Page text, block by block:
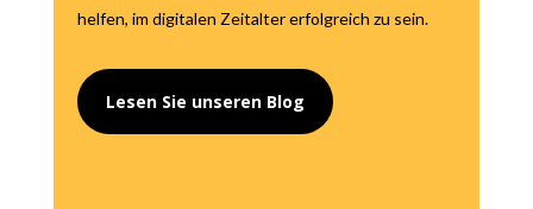
helfen, im digitalen Zeitalter erfolgreich zu sein.
Lesen Sie unseren Blog